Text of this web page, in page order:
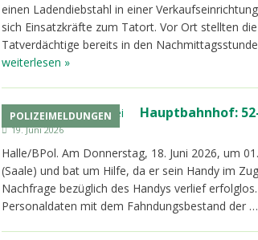
einen Ladendiebstahl in einer
sich Einsatzkräfte zum Tatort. Vor Ort stellten
Tatverdächtige bereits in den
weiterlesen »
POLIZEIMELDUNGEN Hauptbahnhof:
19. Juni 2026
Halle/BPol. Am Donnerstag, 18. Juni 2026, um
(Saale) und bat um Hilfe, da er sein Handy im
Nachfrage bezüglich des Handys verlief
Personaldaten mit dem Fahndungsbestand der …